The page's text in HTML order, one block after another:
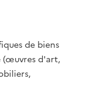
de biens
(œuvres d'art,